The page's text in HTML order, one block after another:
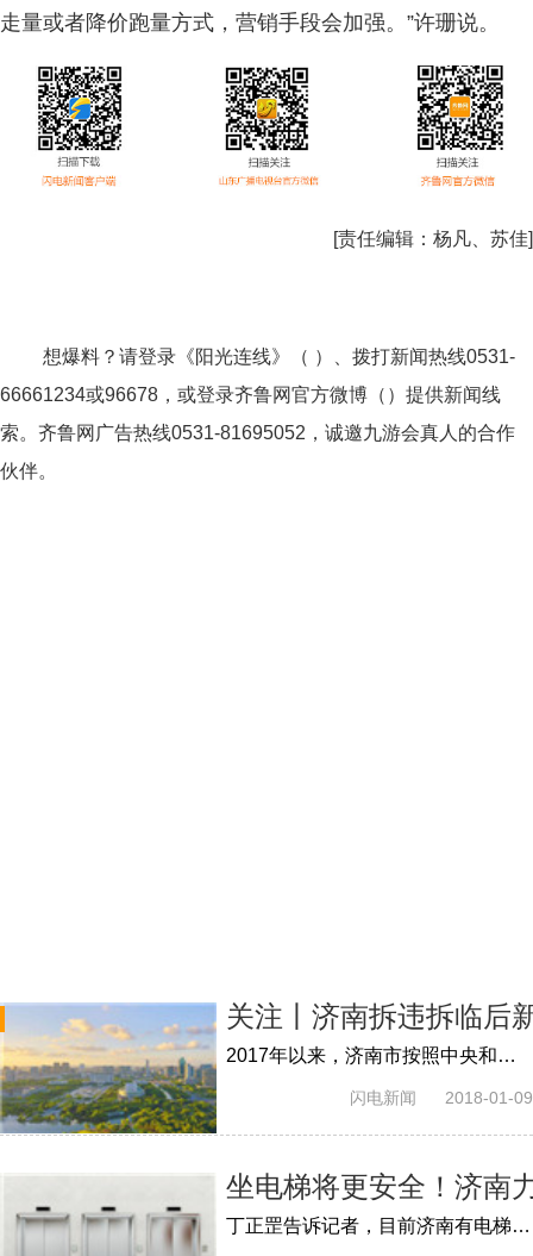
走量或者降价跑量方式，营销手段会加强。”许珊说。
[责任编辑： 杨凡、苏佳]
想爆料？请登录《阳光连线》（ ）、拨打新闻热线0531-
66661234或96678，或登录齐鲁网官方微博（）提供新闻线
索。齐鲁网广告热线0531-81695052 ，诚邀九游会真人的合作
伙伴。
关注丨济南拆违拆临后
2017年以来，济南市按照中央和省里统一部署，在全市开展拆违拆临、建绿透绿行动。共拆除违法建设68683处、面积3286.9万平方米，其中有2354...
闪电新闻 2018-01-09
坐电梯将更安全！济南
丁正罡告诉记者，目前济南有电梯43000余部，随着人们对垂直运输的依赖，电梯的安全维护和保养也受到市民的重视，而频频出现的电梯事故让市...